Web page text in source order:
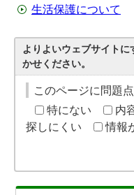
生活保護について
よりよいウェブサイト
かせください。
このページに問題
特にない
内
探しにくい
情報